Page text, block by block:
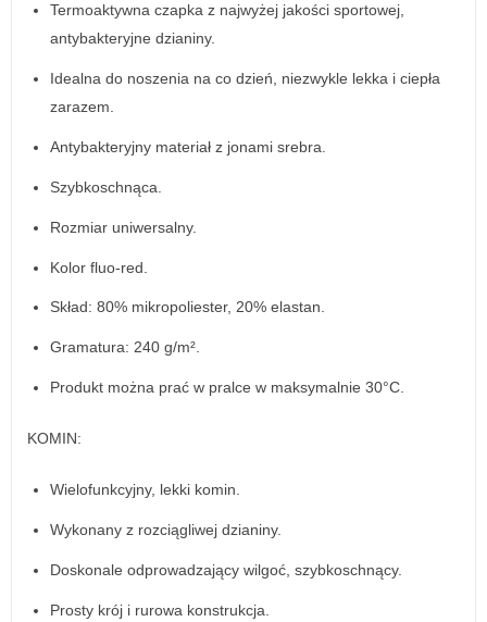
Termoaktywna czapka z najwyżej jakości sportowej,
antybakteryjne dzianiny.
Idealna do noszenia na co dzień, niezwykle lekka i ciepła
zarazem.
Antybakteryjny materiał z jonami srebra.
Szybkoschnąca.
Rozmiar uniwersalny.
Kolor fluo-red.
Skład: 80% mikropoliester, 20% elastan.
Gramatura: 240 g/m².
Produkt można prać w pralce w maksymalnie 30°C.
KOMIN:
Wielofunkcyjny, lekki komin.
Wykonany z rozciągliwej dzianiny.
Doskonale odprowadzający wilgoć, szybkoschnący.
Prosty krój i rurowa konstrukcja.